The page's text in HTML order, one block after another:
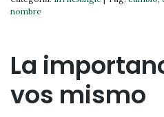
nombre
La
vos mismo